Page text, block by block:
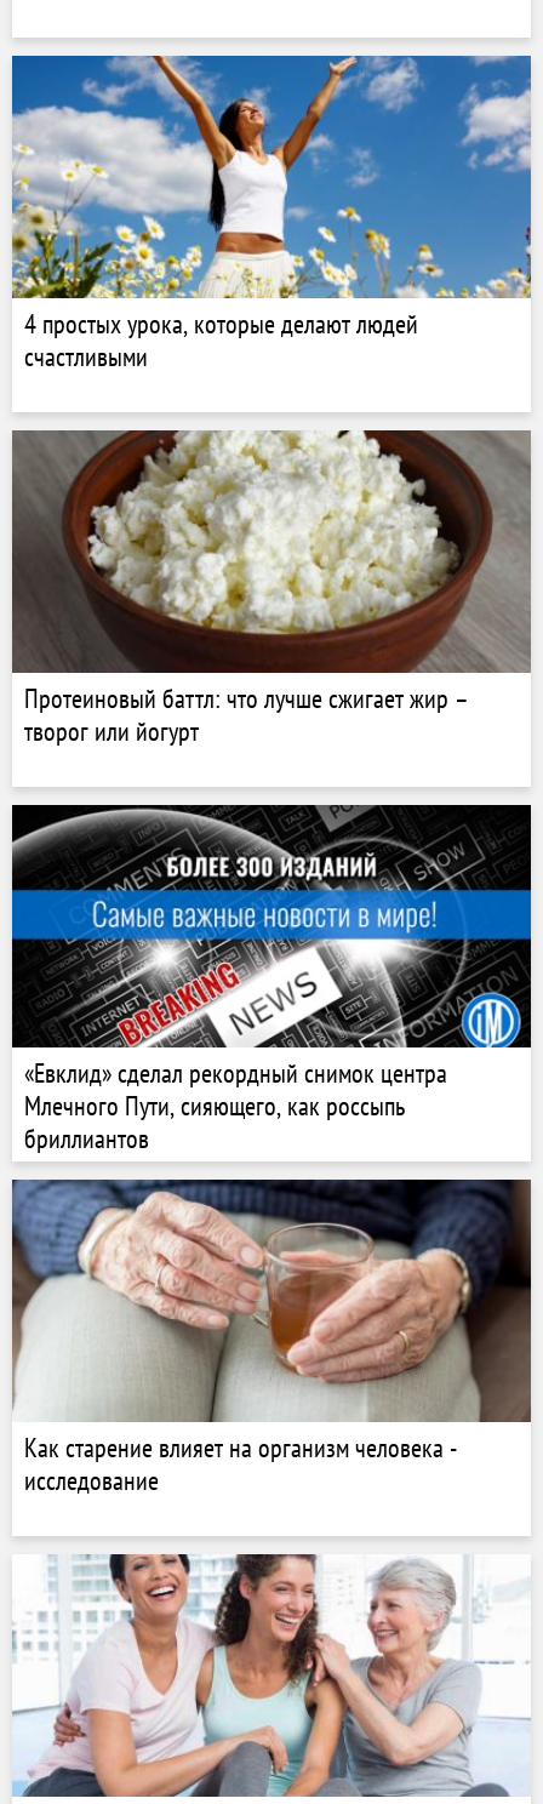
4 простых урока, которые делают людей
счастливыми
Протеиновый баттл: что лучше сжигает жир –
творог или йогурт
«Евклид» сделал рекордный снимок центра
Млечного Пути, сияющего, как россыпь
бриллиантов
Как старение влияет на организм человека -
исследование